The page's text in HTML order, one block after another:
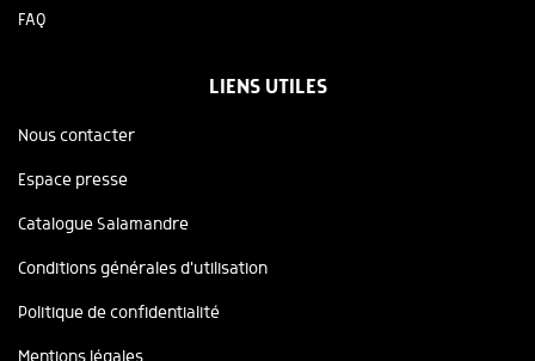
FAQ
LIENS UTILES
Nous contacter
Espace presse
Catalogue Salamandre
Conditions générales d'utilisation
Politique de confidentialité